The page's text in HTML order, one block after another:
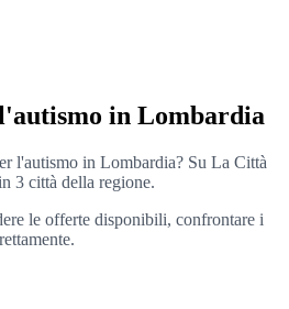
in Lombardia
l'autismo in Lombardia? Su La Città
3 città della regione.
le offerte disponibili, confrontare i